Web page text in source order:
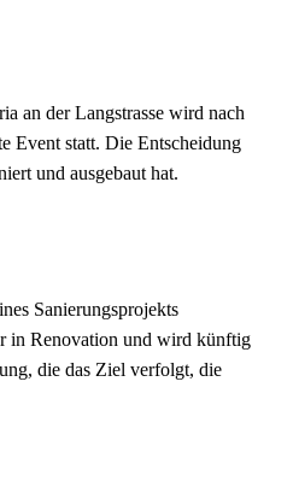
an der Langstrasse wird nach
Event statt. Die Entscheidung
und ausgebaut hat.
Sanierungsprojekts
in Renovation und wird künftig
die das Ziel verfolgt, die